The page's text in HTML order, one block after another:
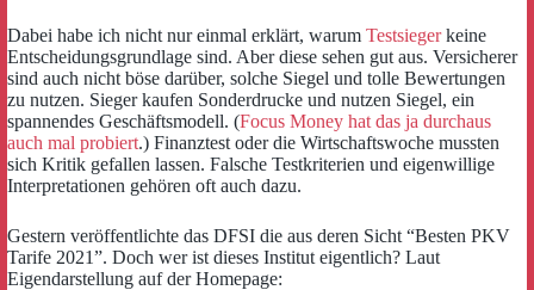
Dabei habe ich nicht nur einmal erklärt, warum Testsiegerkeine
Entscheidungsgrundlage sind. Aber diese sehen gut aus. Versicherer
sind auch nicht böse darüber, solche Siegel und tolle Bewertungen
zu nutzen. Sieger kaufen Sonderdrucke und nutzen Siegel, ein
spannendes Geschäftsmodell. (Focus Money hat das ja durchaus
auch mal probiert.) Finanztest oder die Wirtschaftswoche mussten
sich Kritik gefallen lassen. Falsche Testkriterien und eigenwillige
Interpretationen gehören oft auch dazu.
Gestern veröffentlichte das DFSI die aus deren Sicht “Besten PKV
Tarife 2021”. Doch wer ist dieses Institut eigentlich? Laut
Eigendarstellung auf der Homepage: